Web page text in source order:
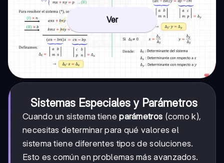
Ver
Sistemas Especiales y Parámetros
Cuando un sistema tieneparámetros (como k),
necesitas determinar para qué valores el
sistema tiene diferentes tipos de soluciones.
Esto es común en problemas más avanzados.